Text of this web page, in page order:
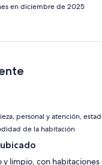
en diciembre de 2025
personal y atención,
de la habitación
y limpio, con